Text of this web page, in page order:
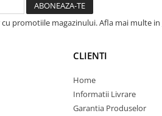
promotiile magazinului. Afla mai multe in
CLIENTI
Home
Informatii Livrare
Garantia Produselor